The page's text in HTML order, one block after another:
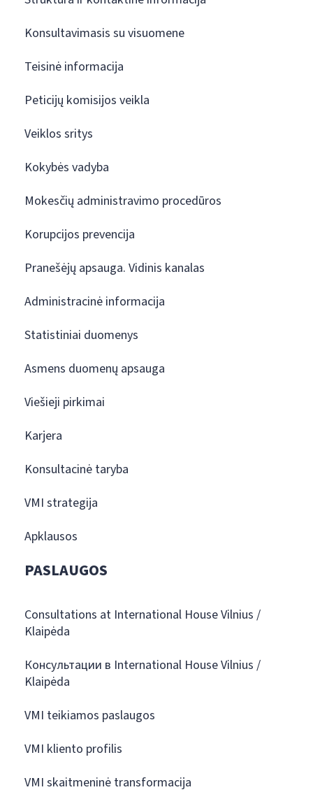
Konsultavimasis su visuomene
Teisinė informacija
Peticijų komisijos veikla
Veiklos sritys
Kokybės vadyba
Mokesčių administravimo procedūros
Korupcijos prevencija
Pranešėjų apsauga. Vidinis kanalas
Administracinė informacija
Statistiniai duomenys
Asmens duomenų apsauga
Viešieji pirkimai
Karjera
Konsultacinė taryba
VMI strategija
Apklausos
PASLAUGOS
Consultations at International House Vilnius /
Klaipėda
Консультации в International House Vilnius /
Klaipėda
VMI teikiamos paslaugos
VMI kliento profilis
VMI skaitmeninė transformacija